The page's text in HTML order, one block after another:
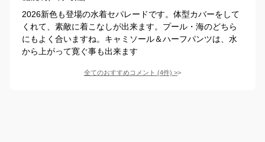
2026新色も登場の水着セパレードです。体型カバーをして
くれて、素敵に着こなしが出来ます。プール・海のどちら
にもよく合いますね。キャミソール＆ハーフパンツは、水
から上がって寛ぐ事も出来ます
全てのおすすめコメント (4件) >